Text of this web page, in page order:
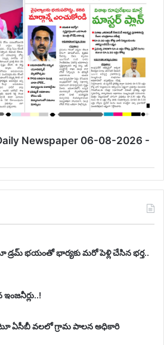
Newspaper 06-08-2026 -
డ్రమ్ భయంతో భార్యకు మరో పెళ్లి చేసిన భర్త..
ఏసీబీ వలలో గ్రామ పాలన అధికారి